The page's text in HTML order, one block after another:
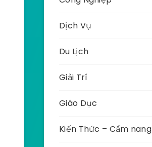
Dịch Vụ
Du Lịch
Giải Trí
Giáo Dục
Kiến Thức – Cẩm nang